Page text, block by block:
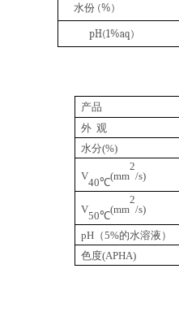
水份 (%)
pH(1%aq)
产品
外 观
水分(%)
V
40℃
(mm
2
/s)
V
50℃
(mm
2
/s)
pH（5%的水溶液）
色度(APHA)